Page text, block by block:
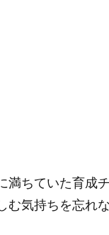
ちていた育成
気持ちを忘れ